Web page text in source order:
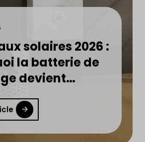
solaires 2026 :
la batterie de
devient
?